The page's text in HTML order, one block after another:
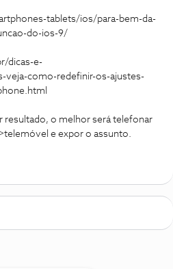
tablets/ios/para-bem-da-
do-ios-9/
dicas-e-
como-redefinir-os-ajustes-
resultado, o melhor será telefonar
e expor o assunto.